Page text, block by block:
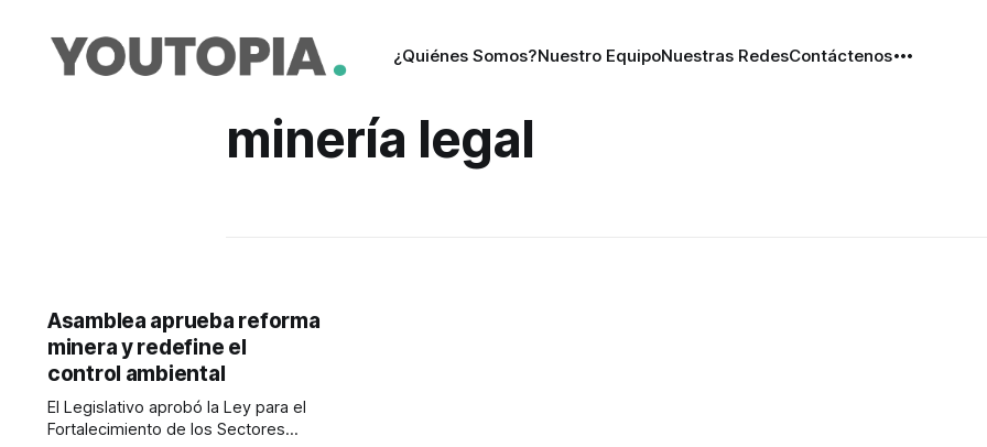
¿Quiénes Somos?Nuestro EquipoNuestras RedesContáctenos
minería legal
Asamblea aprueba reforma
minera y redefine el
control ambiental
El Legislativo aprobó la Ley para el
Fortalecimiento de los Sectores